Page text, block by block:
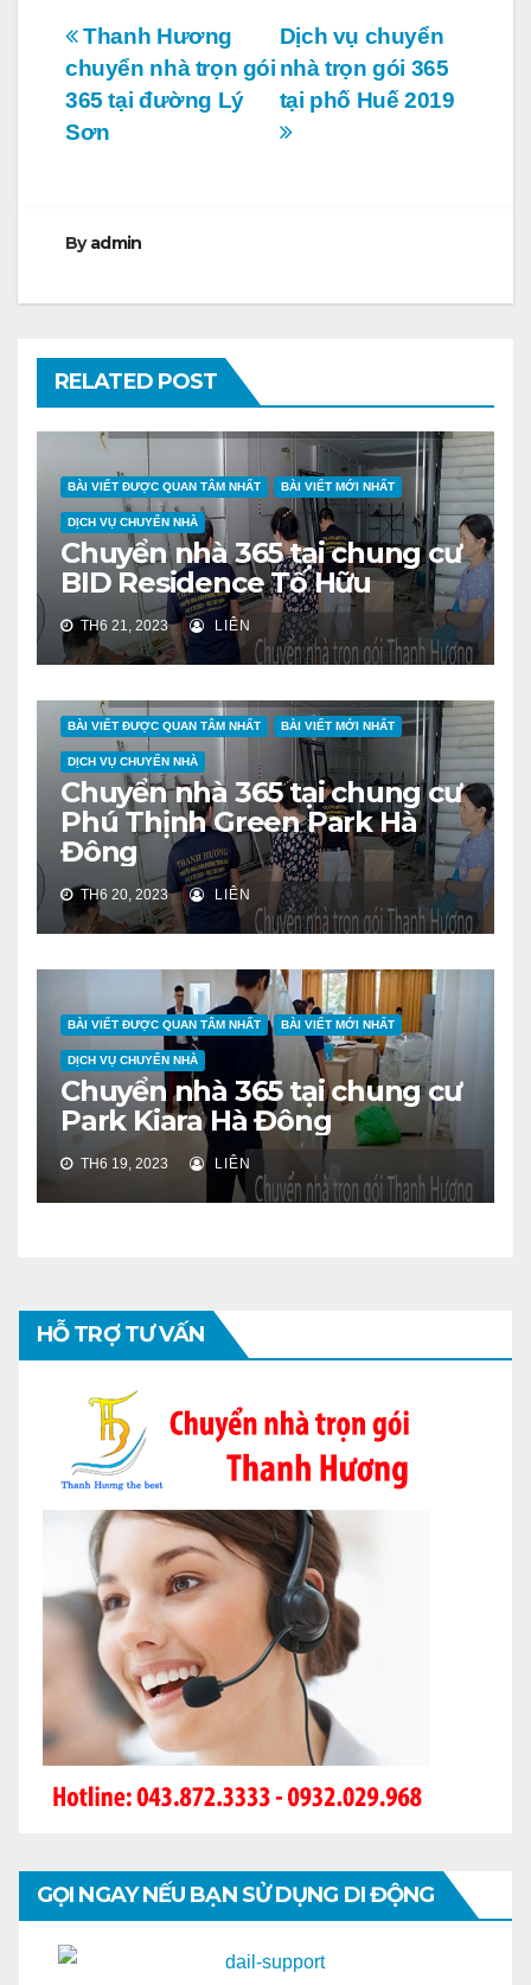
Điều
hướng
bài
Dịch vụ chuyển
nhà trọn gói 365
tại phố Huế 2019
Thanh Hương
chuyển nhà trọn gói
365 tại đường Lý
Sơn
Byadmin
RELATED POST
BÀI VIẾT ĐƯỢC QUAN TÂM NHẤT BÀI VIẾT MỚI NHẤT
DỊCH VỤ CHUYỂN NHÀ
Chuyển nhà 365 tại chung cư
BID Residence Tố Hữu
TH6 21, 2023 LIÊN
BÀI VIẾT ĐƯỢC QUAN TÂM NHẤT BÀI VIẾT MỚI NHẤT
DỊCH VỤ CHUYỂN NHÀ
Chuyển nhà 365 tại chung cư
Phú Thịnh Green Park Hà
Đông
TH6 20, 2023 LIÊN
BÀI VIẾT ĐƯỢC QUAN TÂM NHẤT BÀI VIẾT MỚI NHẤT
DỊCH VỤ CHUYỂN NHÀ
Chuyển nhà 365 tại chung cư
Park Kiara Hà Đông
TH6 19, 2023 LIÊN
HỖ TRỢ TƯ VẤN
GỌI NGAY NẾU BẠN SỬ DỤNG DI ĐỘNG